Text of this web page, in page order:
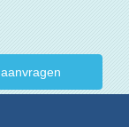
aanvragen